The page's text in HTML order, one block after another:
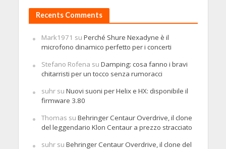
Recents Comments
Mark1971 su Perché Shure Nexadyne è il
microfono dinamico perfetto per i concerti
Stefano Rofena su Damping: cosa fanno i bravi
chitarristi per un tocco senza rumoracci
suhrsu Nuovi suoni per Helix e HX: disponibile il
firmware 3.80
Thomas su Behringer Centaur Overdrive, il clone
del leggendario Klon Centaur a prezzo stracciato
suhrsu Behringer Centaur Overdrive, il clone del